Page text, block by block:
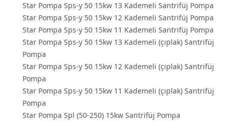
Star Pompa Sps-y 50 15kw 13 Kademeli Santrifüj Pompa
Star Pompa Sps-y 50 15kw 12 Kademeli Santrifüj Pompa
Star Pompa Sps-y 50 15kw 11 Kademeli Santrifüj Pompa
Star Pompa Sps-y 50 15kw 13 Kademeli (çıplak) Santrifüj
Pompa
Star Pompa Sps-y 50 15kw 12 Kademeli (çıplak) Santrifüj
Pompa
Star Pompa Sps-y 50 15kw 11 Kademeli (çıplak) Santrifüj
Pompa
Star Pompa Spl (50-250) 15kw Santrifüj Pompa